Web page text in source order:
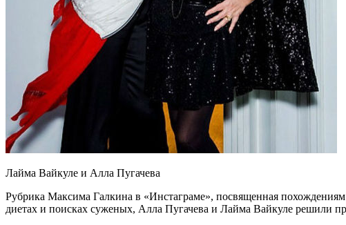
Лайма Вайкуле и Алла Пугачева
Рубрика Максима Галкина в «Инстаграме», посвященная
диетах и поисках суженых, Алла Пугачева и Лайма Вайкуле решили